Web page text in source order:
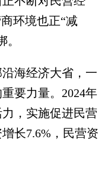
环境也正“减
海经济大省，一
要力量。2024年
，实施促进民营
长7.6%，民营资